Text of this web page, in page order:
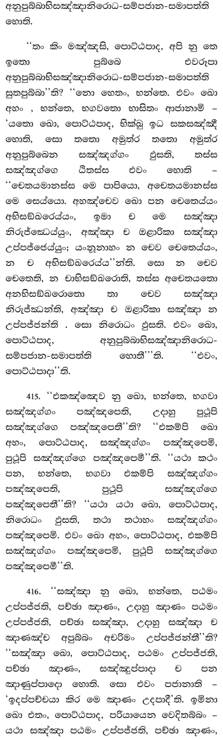
අනුපුබ්බාභිසඤ්ඤානිරොධ-සම්පජාන-සමාපත්ති
හොති.
‘‘තං කිං මඤ්ඤසි, පොට්ඨපාද, අපි නු තෙ
ඉතො පුබ්බෙ එවරූපා
අනුපුබ්බාභිසඤ්ඤානිරොධ-සම්පජාන-සමාපත්ති
සුතපුබ්බා’’ති? ‘‘නො හෙතං, භන්තෙ. එවං ඛො
අහං , භන්තෙ, භගවතො භාසිතං ආජානාමි –
‘යතො ඛො, පොට්ඨපාද, භික්ඛු ඉධ සකසඤ්ඤී
හොති, සො තතො අමුත්ර තතො අමුත්ර
අනුපුබ්බෙන සඤ්ඤග්ගං ඵුසති, තස්ස
සඤ්ඤග්ගෙ ඨිතස්ස එවං හොති –
‘‘චෙතයමානස්ස මෙ පාපියො, අචෙතයමානස්ස
මෙ සෙය්යො. අහඤ්චෙව ඛො පන චෙතෙය්යං
අභිසඞ්ඛරෙය්යං, ඉමා ච මෙ සඤ්ඤා
නිරුජ්ඣෙය්යුං, අඤ්ඤා ච ඔළාරිකා සඤ්ඤා
උප්පජ්ජෙය්යුං; යංනූනාහං න චෙව චෙතෙය්යං,
න ච අභිසඞ්ඛරෙය්ය’’න්ති. සො න චෙව
චෙතෙති, න චාභිසඞ්ඛරොති, තස්ස අචෙතයතො
අනභිසඞ්ඛරොතො තා චෙව සඤ්ඤා
නිරුජ්ඣන්ති, අඤ්ඤා ච ඔළාරිකා සඤ්ඤා න
උප්පජ්ජන්ති. සො නිරොධං ඵුසති. එවං ඛො,
පොට්ඨපාද, අනුපුබ්බාභිසඤ්ඤානිරොධ-
සම්පජාන-සමාපත්ති හොතී’’’ති. ‘‘එවං,
පොට්ඨපාදා’’ති.
415. ‘‘එකඤ්ඤෙව නු ඛො, භන්තෙ, භගවා
සඤ්ඤග්ගං පඤ්ඤපෙති, උදාහු පුථූපි
සඤ්ඤග්ගෙ පඤ්ඤපෙතී’’ති? ‘‘එකම්පි ඛො
අහං, පොට්ඨපාද, සඤ්ඤග්ගං පඤ්ඤපෙමි,
පුථූපි සඤ්ඤග්ගෙ පඤ්ඤපෙමී’’ති. ‘‘යථා කථං
පන, භන්තෙ, භගවා එකම්පි සඤ්ඤග්ගං
පඤ්ඤපෙති, පුථූපි සඤ්ඤග්ගෙ
පඤ්ඤපෙතී’’ති? ‘‘යථා යථා ඛො, පොට්ඨපාද,
නිරොධං ඵුසති, තථා තථාහං සඤ්ඤග්ගං
පඤ්ඤපෙමි. එවං ඛො අහං, පොට්ඨපාද, එකම්පි
සඤ්ඤග්ගං පඤ්ඤපෙමි, පුථූපි සඤ්ඤග්ගෙ
පඤ්ඤපෙමී’’ති.
416. ‘‘සඤ්ඤා නු ඛො, භන්තෙ, පඨමං
උප්පජ්ජති, පච්ඡා ඤාණං, උදාහු ඤාණං පඨමං
උප්පජ්ජති, පච්ඡා සඤ්ඤා, උදාහු සඤ්ඤා ච
ඤාණඤ්ච අපුබ්බං අචරිමං උප්පජ්ජන්තී’’ති?
‘‘සඤ්ඤා ඛො, පොට්ඨපාද, පඨමං උප්පජ්ජති,
පච්ඡා ඤාණං, සඤ්ඤුප්පාදා ච පන
ඤාණුප්පාදො හොති. සො එවං පජානාති –
‘ඉදප්පච්චයා කිර මෙ ඤාණං උදපාදී’ති. ඉමිනා
ඛො එතං, පොට්ඨපාද, පරියායෙන වෙදිතබ්බං –
යථා සඤ්ඤා පඨමං උප්පජ්ජති, පච්ඡා ඤාණං,